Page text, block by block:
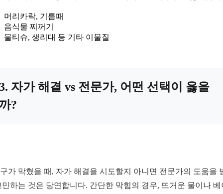
머리카락, 기름때
음식물 찌꺼기
물티슈, 생리대 등 기타 이물질
자가 해결 vs 전문가, 어떤 선택이 옳을
?
가 막혔을 때, 자가 해결을 시도할지 아니면 전문가의 도움을
민하는 것은 당연합니다. 간단한 막힘의 경우, 뜨거운 물이나 베